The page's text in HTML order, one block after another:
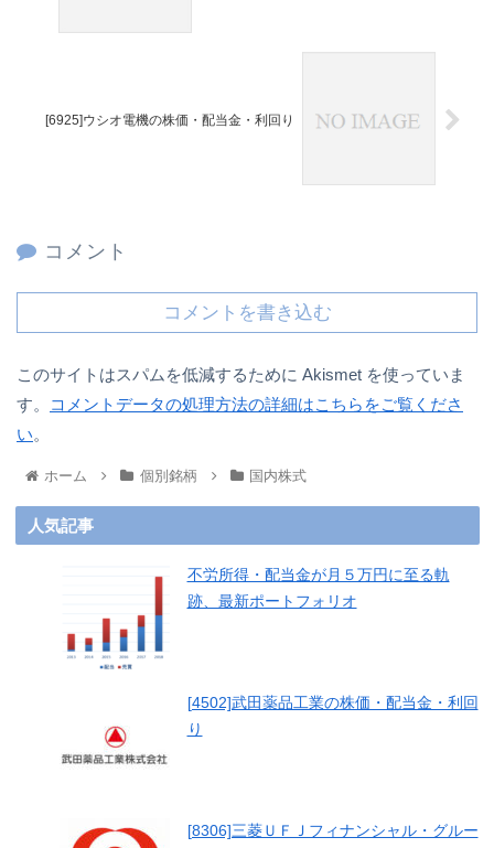
[6925]ウシオ電機の株価・配当金・利回り
コメント
コメントを書き込む
このサイトはスパムを低減するために Akismet を使っていま
す。
コメントデータの処理方法の詳細はこちらをご覧くださ
い。
ホーム 個別銘柄 国内株式
人気記事
不労所得・配当金が月５万円に至る軌
跡、最新ポートフォリオ
[4502]武田薬品工業の株価・配当金・利回
り
[8306]三菱ＵＦＪフィナンシャル・グルー